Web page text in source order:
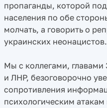
пропаганды, которой
населения по обе
молчать, а говорить о
украинских неонацистов.
Мы с коллегами,
и ЛНР, безоговорочно
сопротивления
психологическим